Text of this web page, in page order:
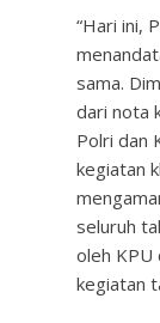
“Hari ini,
sama.
dari nota
Polri dan
kegiatan
seluruh
oleh KPU
kegiatan